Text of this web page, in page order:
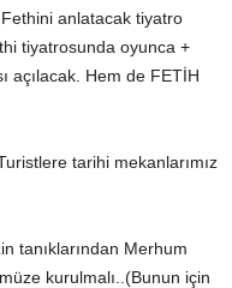
anlatacak tiyatro
tiyatrosunda oyunca +
açılacak. Hem de FETİH
tarihi mekanlarımız
tanıklarından Merhum
kurulmalı..(Bunun için